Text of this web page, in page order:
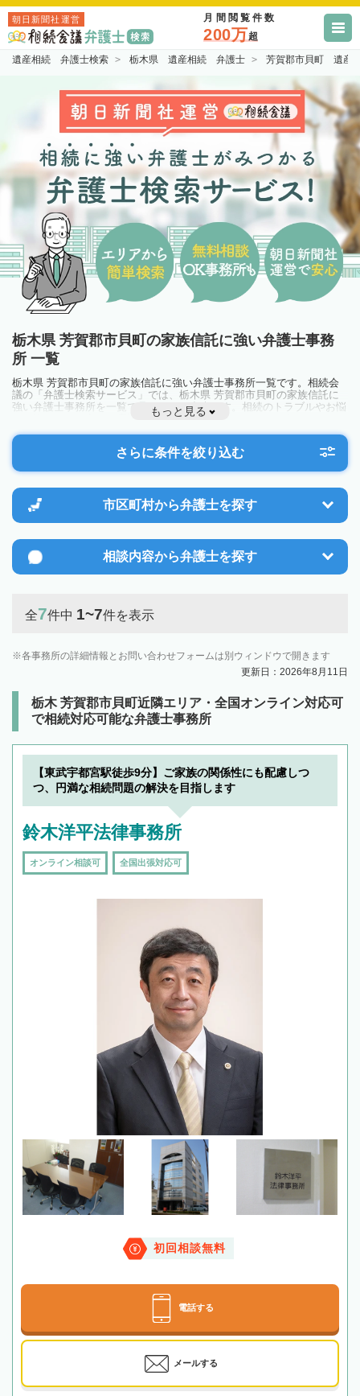
朝日新聞社運営 月間閲覧件数
200万超
遺産相続 弁護士検索 栃木県 遺産相続 弁護士 芳賀郡市貝町 遺産
栃木県 芳賀郡市貝町の家族信託に強い弁護士事務
所 一覧
栃木県 芳賀郡市貝町の家族信託に強い弁護士事務所一覧です。相続会
議の「弁護士検索サービス」では、栃木県 芳賀郡市貝町の家族信託に
強い弁護士事務所を一覧で見ることが出来ます。相続のトラブルやお悩
みを抱えている方は一度近隣の弁護士に相談してみましょう。
もっと見る
さらに条件を絞り込む
市区町村から弁護士を探す
相談内容から弁護士を探す
全7件中 1~7件を表示
各事務所の詳細情報とお問い合わせフォームは別ウィンドウで開きます
更新日：2026年8月11日
栃木 芳賀郡市貝町近隣エリア・全国オンライン対応可
で相続対応可能な弁護士事務所
【東武宇都宮駅徒歩9分】ご家族の関係性にも配慮しつ
つ、円満な相続問題の解決を目指します
鈴木洋平法律事務所
オンライン相談可 全国出張対応可
初回相談無料
電話する
メールする